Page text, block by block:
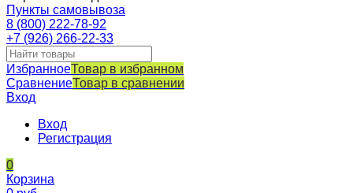
Пункты самовывоза
8 (800) 222-78-92
+7 (926) 266-22-33
ИзбранноеТовар в избранном
СравнениеТовар в сравнении
Вход
Вход
Регистрация
0
Корзина